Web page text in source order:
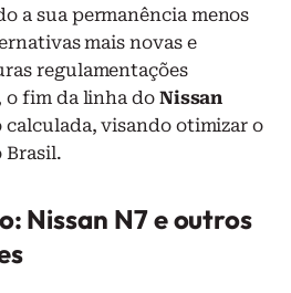
a sua permanência menos
mais novas e
regulamentações
o fim da linha do Nissan
calculada, visando otimizar o
Brasil.
Nissan N7 e outros